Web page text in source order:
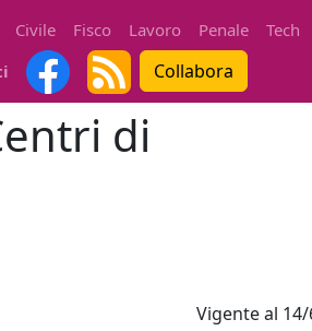
Civile Fisco Lavoro Penale Tech
Collabora
di
Vigente al